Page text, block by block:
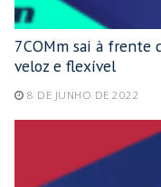
7COMm sai à frente
veloz e flexível
8 DE JUNHO DE 2022